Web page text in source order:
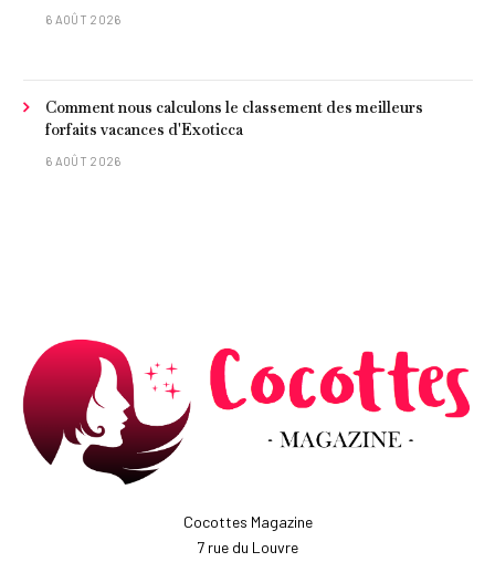
6 AOÛT 2026
Comment nous calculons le classement des meilleurs
forfaits vacances d'Exoticca
6 AOÛT 2026
Cocottes Magazine
7 rue du Louvre